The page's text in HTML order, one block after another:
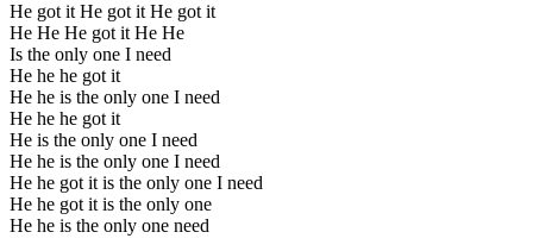
He got it He got it He got it
He He He got it He He
Is the only one I need
He he he got it
He he is the only one I need
He he he got it
He is the only one I need
He he is the only one I need
He he got it is the only one I need
He he got it is the only one
He he is the only one need